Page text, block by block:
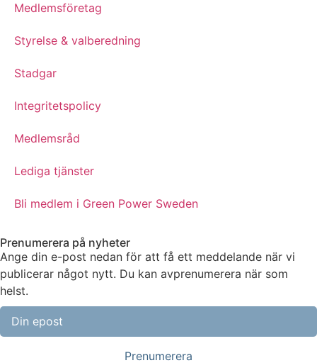
Medlemsföretag
Styrelse & valberedning
Stadgar
Integritetspolicy
Medlemsråd
Lediga tjänster
Bli medlem i Green Power Sweden
Prenumerera på nyheter
Ange din e-post nedan för att få ett meddelande när vi
publicerar något nytt. Du kan avprenumerera när som
helst.